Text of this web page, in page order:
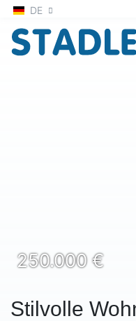
Zum Inhalt
DE
250.000 €
Stilvolle